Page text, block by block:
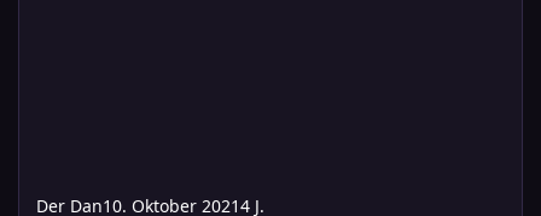
Der Dan10. Oktober 20214 J.